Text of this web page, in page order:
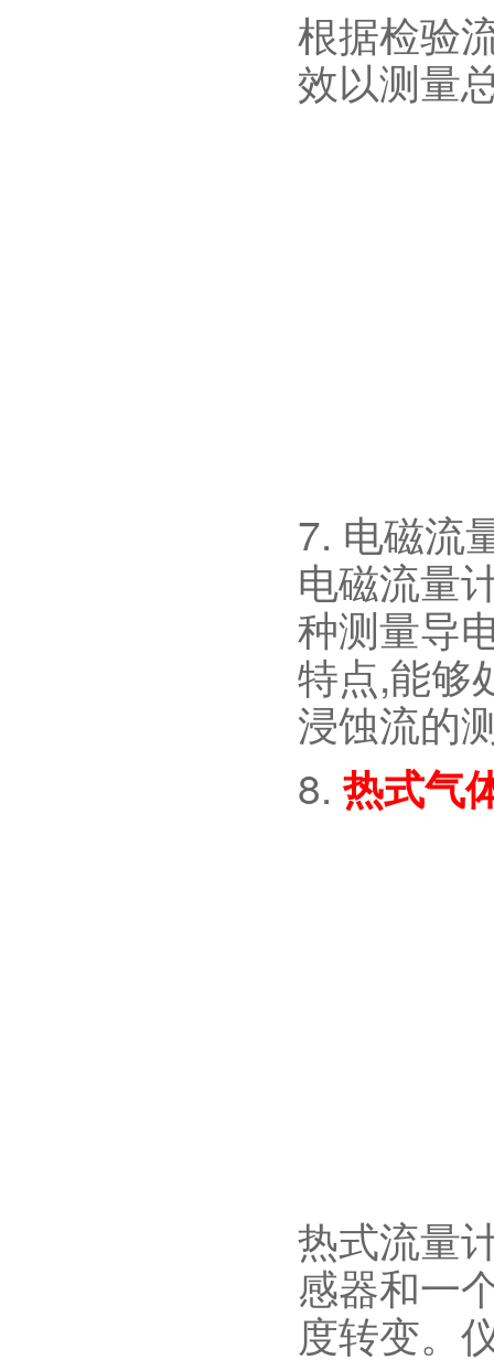
根据检验
效以测量
7. 电磁流
电磁流量
种测量导
特点,能够
浸蚀流的
8. 热式气
热式流量
感器和一
度转变。